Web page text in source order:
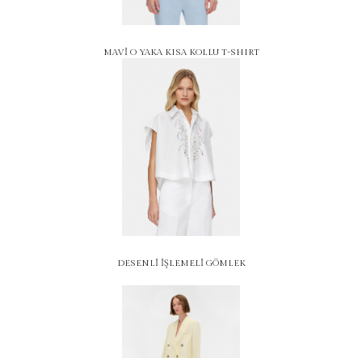
MAVİ O YAKA KISA KOLLU T-SHIRT
DESENLİ İŞLEMELİ GÖMLEK